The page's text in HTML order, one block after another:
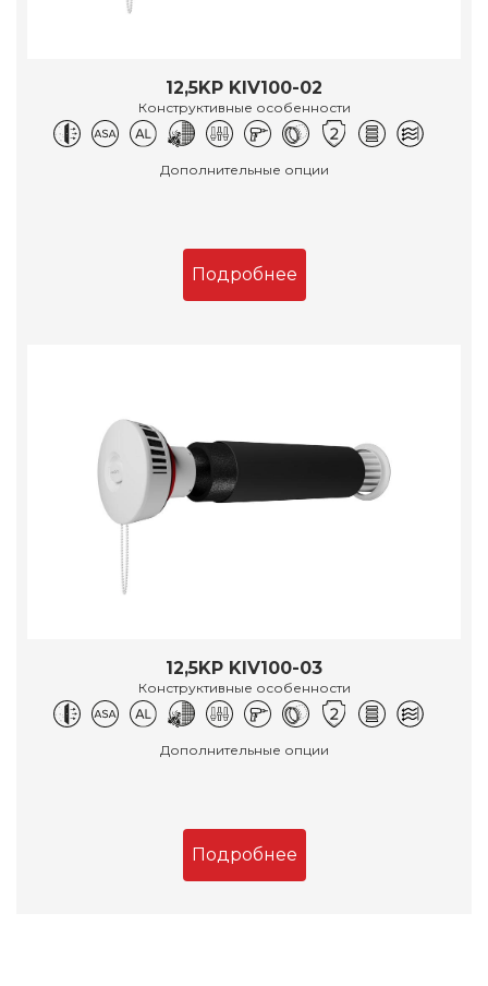
12,5KP KIV100-02
Конструктивные особенности
Дополнительные опции
Подробнее
12,5KP KIV100-03
Конструктивные особенности
Дополнительные опции
Подробнее